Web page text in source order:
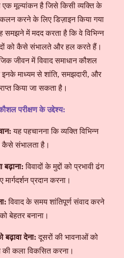
एक मूल्यांकन है जिसे किसी व्यक्ति के
करने के लिए डिज़ाइन किया गया
समझने में मदद करता है कि वे विभिन्न
को कैसे संभालते और हल करते हैं।
जीवन में विवाद समाधान कौशल
इनके माध्यम से शांति, समझदारी, और
किया जा सकता है।
परीक्षण के उद्देश्य:
यह पहचानना कि व्यक्ति विभिन्न
कैसे संभालता है।
बढ़ाना: विवादों के मुद्दों को प्रभावी ढंग
प्रदान करना।
विवाद के समय शांतिपूर्ण संवाद करने
बेहतर बनाना।
देना: दूसरों की भावनाओं को
कला विकसित करना।